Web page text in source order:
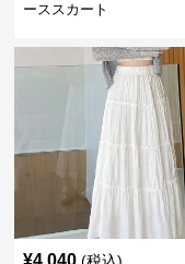
ーススカート
¥4,040